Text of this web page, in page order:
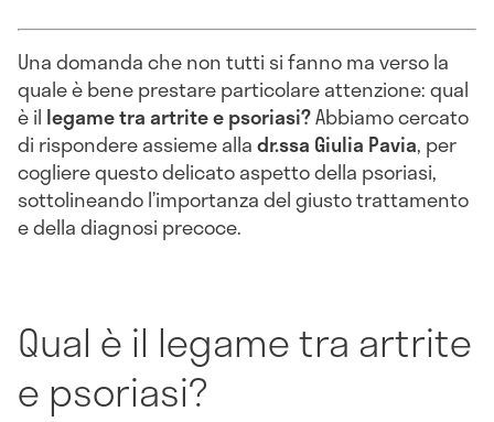
Una domanda che non tutti si fanno ma verso la
quale è bene prestare particolare attenzione: qual
è il legame tra artrite e psoriasi?Abbiamo cercato
di rispondere assieme alladr.ssa Giulia Pavia, per
cogliere questo delicato aspetto della psoriasi,
sottolineando l’importanza del giusto trattamento
e della diagnosi precoce.
Qual è il legame tra artrite
e psoriasi?